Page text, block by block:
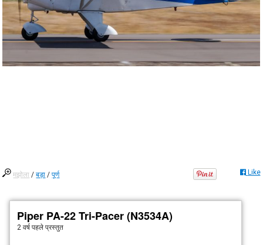
मझोला /बड़ा /पूर्ण Like
Piper PA-22 Tri-Pacer (N3534A)
2 वर्ष पहले प्रस्तुत